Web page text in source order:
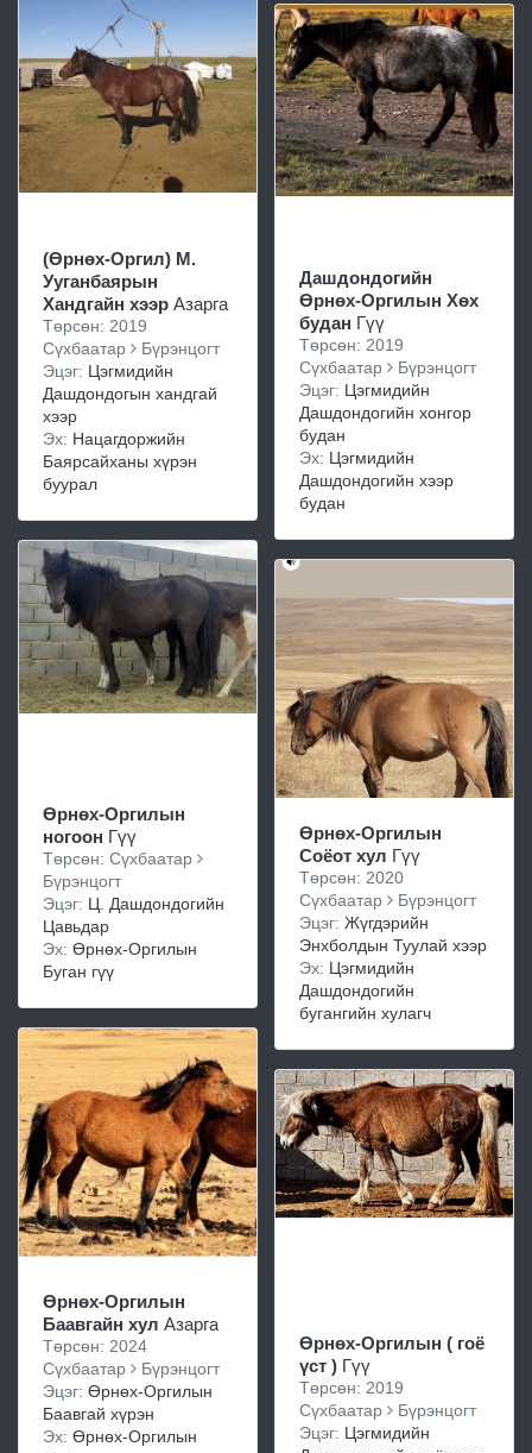
(Өрнөх-Оргил) М.
Ууганбаярын
Хандгайн хээр Азарга
Төрсөн: 2019
Сүхбаатар
Бүрэнцогт
Эцэг: Цэгмидийн
Дашдондогын хандгай
хээр
Эх: Нацагдоржийн
Баярсайханы хүрэн
буурал
Өрнөх-Оргилын
ногоон Гүү
Төрсөн: Сүхбаатар
Бүрэнцогт
Эцэг: Ц. Дашдондогийн
Цавьдар
Эх: Өрнөх-Оргилын
Буган гүү
Өрнөх-Оргилын
Баавгайн хул Азарга
Төрсөн: 2024
Сүхбаатар
Бүрэнцогт
Эцэг: Өрнөх-Оргилын
Баавгай хүрэн
Эх: Өрнөх-Оргилын
Дашдондогийн
Өрнөх-Оргилын Хөх
будан Гүү
Төрсөн: 2019
Сүхбаатар
Бүрэнцогт
Эцэг: Цэгмидийн
Дашдондогийн хонгор
будан
Эх: Цэгмидийн
Дашдондогийн хээр
будан
Өрнөх-Оргилын
Соёот хул Гүү
Төрсөн: 2020
Сүхбаатар
Бүрэнцогт
Эцэг: Жүгдэрийн
Энхболдын Туулай хээр
Эх: Цэгмидийн
Дашдондогийн
бугангийн хулагч
Өрнөх-Оргилын ( гоё
үст ) Гүү
Төрсөн: 2019
Сүхбаатар
Бүрэнцогт
Эцэг: Цэгмидийн